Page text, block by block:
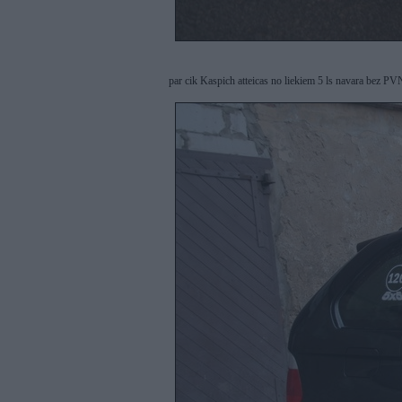
par cik Kaspich atteicas no liekiem 5 ls navara bez